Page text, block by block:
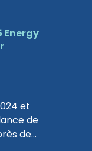
Energy
et
de
de